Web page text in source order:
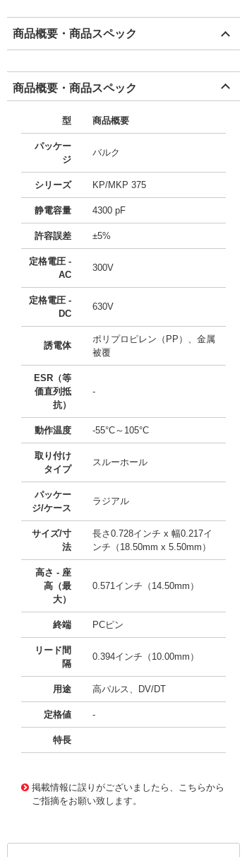
商品概要・商品スペック
商品概要・商品スペック
型 商品概要
パッケー
ジ
バルク
シリーズ KP/MKP 375
静電容量 4300 pF
許容誤差 ±5%
定格電圧 -
AC
300V
定格電圧 -
DC
630V
誘電体
ポリプロピレン（PP）、金属
被覆
ESR（等
価直列抵
抗）
-
動作温度 -55°C～105°C
取り付け
タイプ
スルーホール
パッケー
ジ/ケース
ラジアル
サイズ/寸
法
長さ0.728インチ x 幅0.217イ
ンチ（18.50mm x 5.50mm）
高さ - 座
高（最
大）
0.571インチ（14.50mm）
終端 PCピン
リード間
隔
0.394インチ（10.00mm）
用途 高パルス、DV/DT
定格値 -
特長
掲載情報に誤りがございましたら、こちらから
ご指摘をお願い致します。